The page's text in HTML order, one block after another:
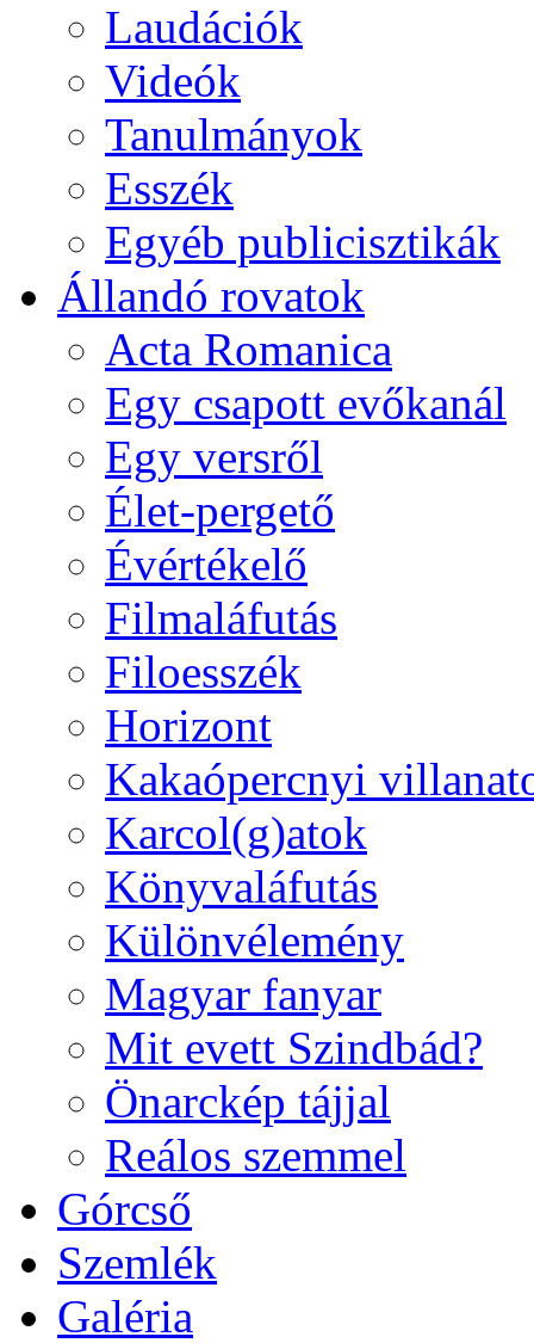
Laudációk
Videók
Tanulmányok
Esszék
Egyéb publicisztikák
Állandó rovatok
Acta Romanica
Egy csapott evőkanál
Egy versről
Élet-pergető
Évértékelő
Filmaláfutás
Filoesszék
Horizont
Kakaópercnyi
Karcol(g)atok
Könyvaláfutás
Különvélemény
Magyar fanyar
Mit evett Szindbád?
Önarckép tájjal
Reálos szemmel
Górcső
Szemlék
Galéria